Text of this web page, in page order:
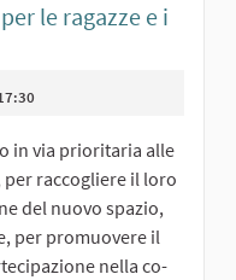
le ragazze e i
in via prioritaria alle
per raccogliere il loro
del nuovo spazio,
per promuovere il
nella co-